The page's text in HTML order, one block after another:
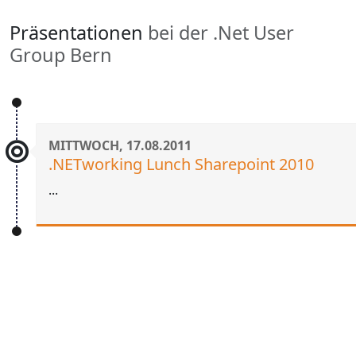
Präsentationen bei der .Net User
Group Bern
MITTWOCH, 17.08.2011
.NETworking Lunch Sharepoint 2010
...